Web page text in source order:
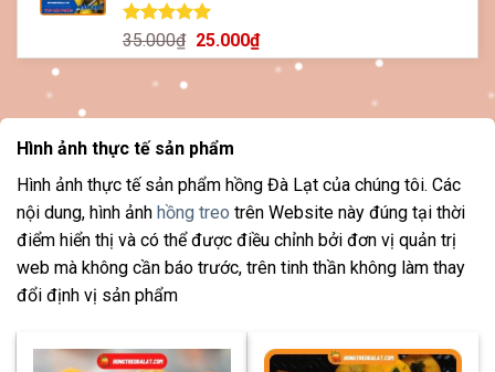
Được xếp
hạng5.00
35.000₫ Giá
gốc
25.000₫Giá
hiện
Hình ảnh thực tế sản phẩm
Hình ảnh thực tế sản phẩm hồng Đà Lạt của chúng tôi. Các
nội dung, hình ảnh hồng treo trên Website này đúng tại thời
điểm hiển thị và có thể được điều chỉnh bởi đơn vị quản trị
web mà không cần báo trước, trên tinh thần không làm thay
đổi định vị sản phẩm